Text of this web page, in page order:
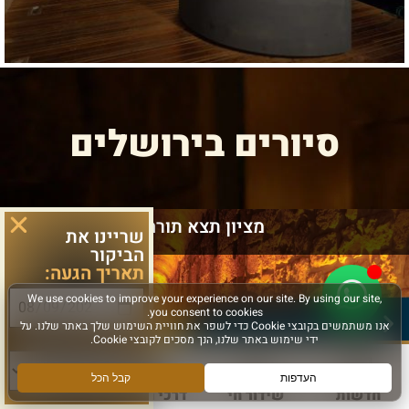
סיורים בירושלים
מציון תצא תורה
חדשות שידור חי דרכי הגעה עוד
שריינו את
הביקור
תאריך הגעה:
סוג פעילות: